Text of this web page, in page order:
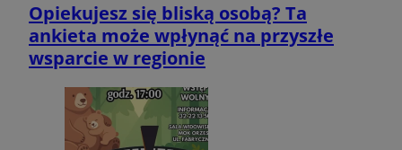
Opiekujesz się bliską osobą? Ta
ankieta może wpłynąć na przyszłe
wsparcie w regionie